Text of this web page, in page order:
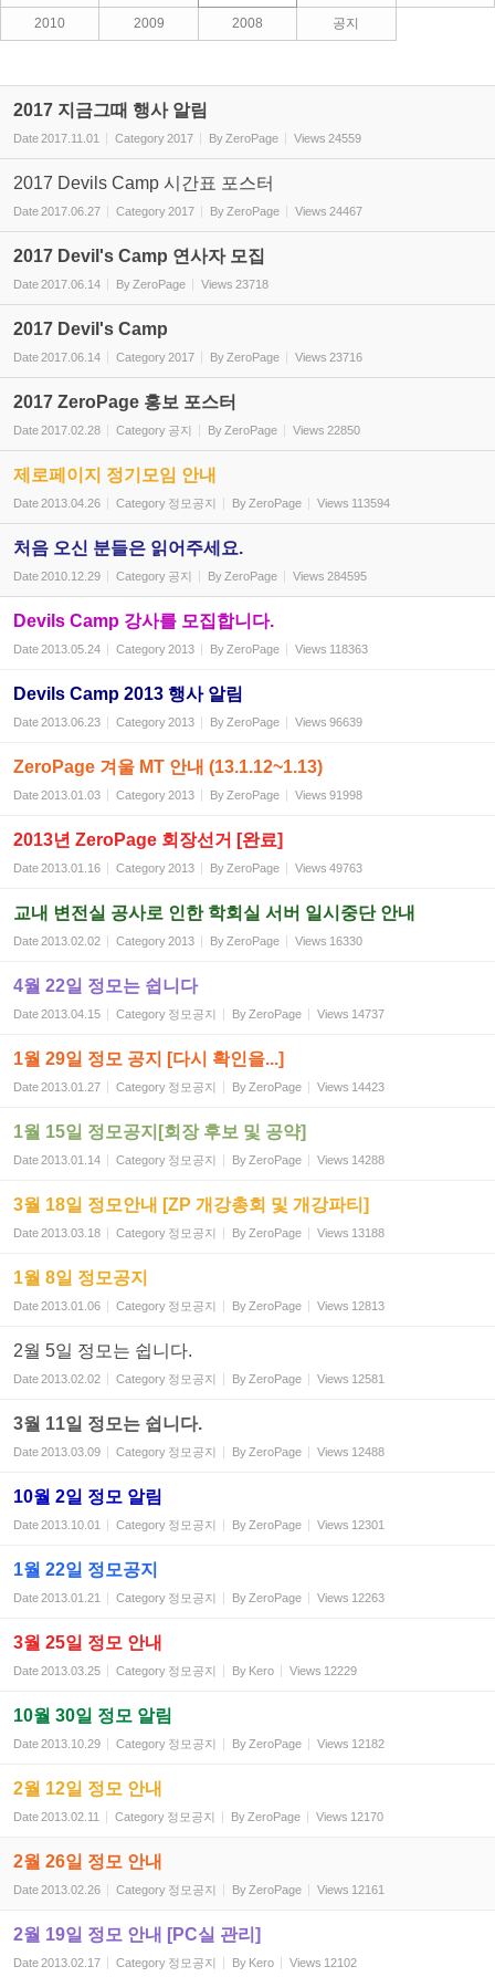
2010 2009 2008 공지
2017 지금그때 행사 알림
Date2017.11.01 Category2017 By ZeroPage Views 24559
2017 Devils Camp 시간표 포스터
Date2017.06.27 Category2017 By ZeroPage Views 24467
2017 Devil's Camp 연사자 모집
Date2017.06.14 By ZeroPage Views 23718
2017 Devil's Camp
Date2017.06.14 Category2017 By ZeroPage Views 23716
2017 ZeroPage 홍보 포스터
Date2017.02.28 Category 공지 By ZeroPage Views 22850
제로페이지 정기모임 안내
Date2013.04.26 Category 정모공지 By ZeroPage Views 113594
처음 오신 분들은 읽어주세요.
Date2010.12.29 Category 공지 By ZeroPage Views 284595
Devils Camp 강사를 모집합니다.
Date2013.05.24 Category2013 By ZeroPage Views 118363
Devils Camp 2013 행사 알림
Date2013.06.23 Category2013 By ZeroPage Views 96639
ZeroPage 겨울 MT 안내 (13.1.12~1.13)
Date2013.01.03 Category2013 By ZeroPage Views 91998
2013년 ZeroPage 회장선거 [완료]
Date2013.01.16 Category2013 By ZeroPage Views 49763
교내 변전실 공사로 인한 학회실 서버 일시중단 안내
Date2013.02.02 Category2013 By ZeroPage Views 16330
4월 22일 정모는 쉽니다
Date2013.04.15 Category 정모공지 By ZeroPage Views 14737
1월 29일 정모 공지 [다시 확인을...]
Date2013.01.27 Category 정모공지 By ZeroPage Views 14423
1월 15일 정모공지[회장 후보 및 공약]
Date2013.01.14 Category 정모공지 By ZeroPage Views 14288
3월 18일 정모안내 [ZP 개강총회 및 개강파티]
Date2013.03.18 Category 정모공지 By ZeroPage Views 13188
1월 8일 정모공지
Date2013.01.06 Category 정모공지 By ZeroPage Views 12813
2월 5일 정모는 쉽니다.
Date2013.02.02 Category 정모공지 By ZeroPage Views 12581
3월 11일 정모는 쉽니다.
Date2013.03.09 Category 정모공지 By ZeroPage Views 12488
10월 2일 정모 알림
Date2013.10.01 Category 정모공지 By ZeroPage Views 12301
1월 22일 정모공지
Date2013.01.21 Category 정모공지 By ZeroPage Views 12263
3월 25일 정모 안내
Date2013.03.25 Category 정모공지 By Kero Views 12229
10월 30일 정모 알림
Date2013.10.29 Category 정모공지 By ZeroPage Views 12182
2월 12일 정모 안내
Date2013.02.11 Category 정모공지 By ZeroPage Views 12170
2월 26일 정모 안내
Date2013.02.26 Category 정모공지 By ZeroPage Views 12161
2월 19일 정모 안내 [PC실 관리]
Date2013.02.17 Category 정모공지 By Kero Views 12102